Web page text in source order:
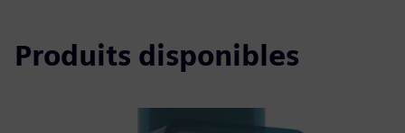
Produits disponibles